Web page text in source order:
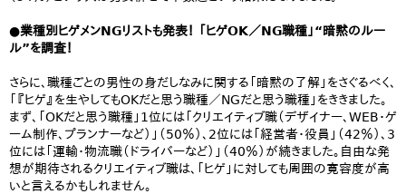
●業種別ヒゲメンNGリストも発表！ 「ヒゲOK／NG職種」“暗黙のルー
ル”を調査！
さらに、職種ごとの男性の身だしなみに関する「暗黙の了解」をさぐるべく、
「『ヒゲ』を生やしてもOKだと思う職種／NGだと思う職種」をききました。
まず、「OKだと思う職種」1位には「クリエイティブ職（デザイナー、WEB・ゲ
ーム制作、プランナーなど）」（50％）、2位には「経営者・役員」（42％）、3
位には「運輸・物流職（ドライバーなど）」（40％）が続きました。自由な発
想が期待されるクリエイティブ職は、「ヒゲ」に対しても周囲の寛容度が高
いと言えるかもしれません。